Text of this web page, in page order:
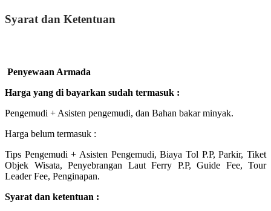
Syarat dan Ketentuan
Penyewaan Armada
Harga yang di bayarkan sudah termasuk :
Pengemudi + Asisten pengemudi, dan Bahan bakar minyak.
Harga belum termasuk :
Tips Pengemudi + Asisten Pengemudi, Biaya Tol P.P, Parkir, Tiket
Objek Wisata, Penyebrangan Laut Ferry P.P, Guide Fee, Tour
Leader Fee, Penginapan.
Syarat dan ketentuan :